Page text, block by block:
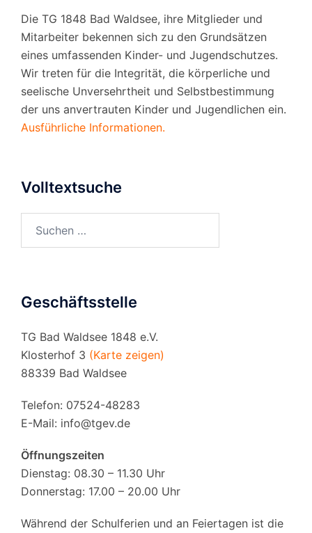
Die TG 1848 Bad Waldsee, ihre Mitglieder und
Mitarbeiter bekennen sich zu den Grundsätzen
eines umfassenden Kinder- und Jugendschutzes.
Wir treten für die Integrität, die körperliche und
seelische Unversehrtheit und Selbstbestimmung
der uns anvertrauten Kinder und Jugendlichen ein.
Ausführliche Informationen.
Volltextsuche
nach:
Geschäftsstelle
TG Bad Waldsee 1848 e.V.
Klosterhof 3 (Karte zeigen)
88339 Bad Waldsee
Telefon: 07524-48283
E-Mail: info@tgev.de
Öffnungszeiten
Dienstag: 08.30 – 11.30 Uhr
Donnerstag: 17.00 – 20.00 Uhr
Während der Schulferien und an Feiertagen ist die